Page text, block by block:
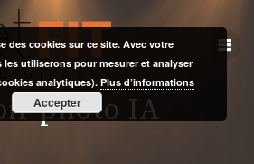
photo IA
des cookies sur ce site. Avec votre
utiliserons pour mesurer et analyser
analytiques).Plus d’informations
Accepter